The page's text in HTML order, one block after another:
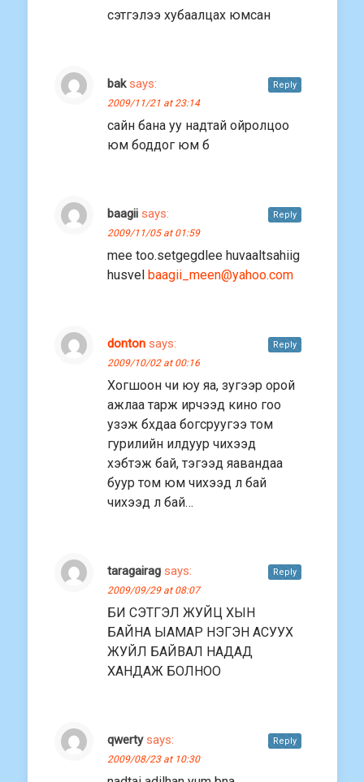
сэтгэлээ xубаалцах юмсан
bak says:
2009/11/21 at 23:14
сайн бана уу надтай ойролцоо
юм боддог юм б
Reply
baagii says:
2009/11/05 at 01:59
mee too.setgegdlee huvaaltsahiig
husvel baagii_meen@yahoo.com
Reply
donton says:
2009/10/02 at 00:16
Хогшоон чи юу яа, зугээр орой
ажлаа тарж ирчээд кино гоо
узэж бхдаа богсруугээ том
гурилийн илдуур чиxээд
хэбтэж бай, тэгээд яавандаа
буур том юм чиxээд л бай
чиxээд л бай…
Reply
taragairag says:
2009/09/29 at 08:07
БИ СЭТГЭЛ ЖУЙЦ ХЫН
БАЙНА ЫАМАР НЭГЭН АСУУХ
ЖУЙЛ БАЙВАЛ НАДАД
ХАНДАЖ БОЛНОО
Reply
qwerty says:
2009/08/23 at 10:30
Reply